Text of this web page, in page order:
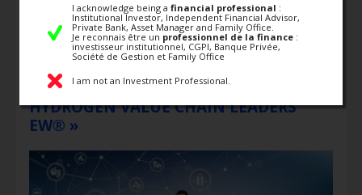
LUNDI 12 JUIN 2023
NATIXIS PARLE À EAVEST DE SON
NOUVEL INDICE POUR PRODUITS
STRUCTURÉS « IEDGE EUROZONE
HYDROGEN VALUE CHAIN LEADERS
EW® »
I acknowledge being a financial professional :
Institutional Investor, Independent Financial Advisor,
Private Bank, Asset Manager and Family Office.
Je reconnais être un professionnel de la finance :
investisseur institutionnel, CGPI, Banque Privée,
Société de Gestion et Family Office
I am not an Investment Professional.